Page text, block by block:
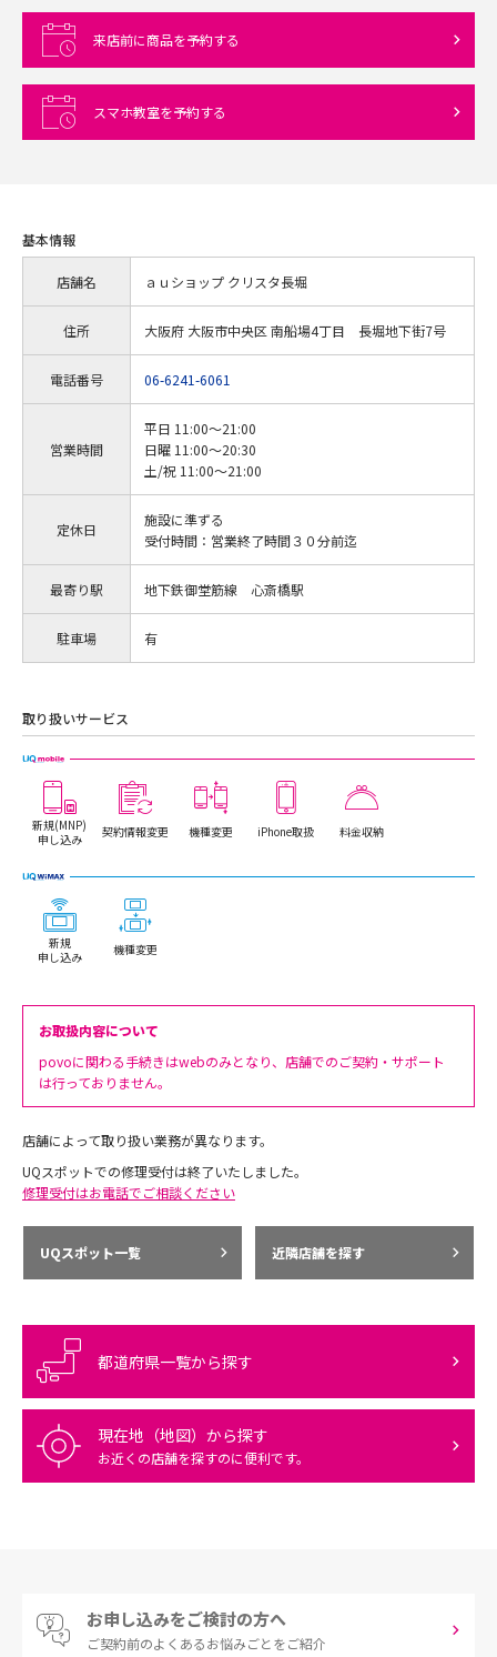
来店前に商品を予約する
スマホ教室を予約する
基本情報
店舗名 ａｕショップ クリスタ長堀
住所 大阪府 大阪市中央区 南船場4丁目 長堀地下街7号
電話番号 06-6241-6061
営業時間
平日 11:00～21:00
日曜 11:00～20:30
土/祝 11:00～21:00
定休日
施設に準ずる
受付時間：営業終了時間３０分前迄
最寄り駅 地下鉄御堂筋線 心斎橋駅
駐車場 有
取り扱いサービス
新規(MNP)
申し込み
契約情報変更 機種変更 iPhone取扱 料金収納
新規
申し込み
機種変更
お取扱内容について
povoに関わる手続きはwebのみとなり、店舗でのご契約・サポート
は行っておりません。
店舗によって取り扱い業務が異なります。
UQスポットでの修理受付は終了いたしました。
修理受付はお電話でご相談ください
UQスポット一覧 近隣店舗を探す
都道府県一覧から探す
現在地（地図）から探す
お近くの店舗を探すのに便利です。
お申し込みをご検討の方へ
ご契約前のよくあるお悩みごとをご紹介